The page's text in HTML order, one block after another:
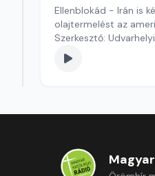
Ellenblokád - Irán is
olajtermelést az
Szerkesztő: